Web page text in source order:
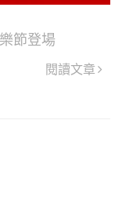
節登場
閱讀文章